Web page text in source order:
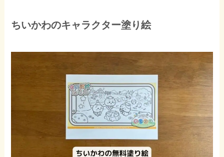
ちいかわのキャラクター塗り絵